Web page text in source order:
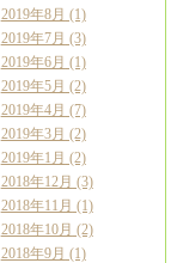
2019年8月 (1)
2019年7月 (3)
2019年6月 (1)
2019年5月 (2)
2019年4月 (7)
2019年3月 (2)
2019年1月 (2)
2018年12月 (3)
2018年11月 (1)
2018年10月 (2)
2018年9月 (1)